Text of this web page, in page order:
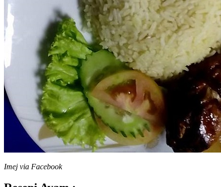
Imej via Facebook